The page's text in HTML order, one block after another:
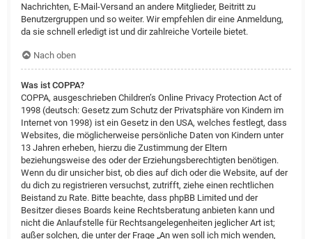
Nachrichten, E-Mail-Versand an andere Mitglieder, Beitritt zu
Benutzergruppen und so weiter. Wir empfehlen dir eine Anmeldung,
da sie schnell erledigt ist und dir zahlreiche Vorteile bietet.
Nach oben
Was ist COPPA?
COPPA, ausgeschrieben Children’s Online Privacy Protection Act of
1998 (deutsch: Gesetz zum Schutz der Privatsphäre von Kindern im
Internet von 1998) ist ein Gesetz in den USA, welches festlegt, dass
Websites, die möglicherweise persönliche Daten von Kindern unter
13 Jahren erheben, hierzu die Zustimmung der Eltern
beziehungsweise des oder der Erziehungsberechtigten benötigen.
Wenn du dir unsicher bist, ob dies auf dich oder die Website, auf der
du dich zu registrieren versuchst, zutrifft, ziehe einen rechtlichen
Beistand zu Rate. Bitte beachte, dass phpBB Limited und der
Besitzer dieses Boards keine Rechtsberatung anbieten kann und
nicht die Anlaufstelle für Rechtsangelegenheiten jeglicher Art ist;
außer solchen, die unter der Frage „An wen soll ich mich wenden,